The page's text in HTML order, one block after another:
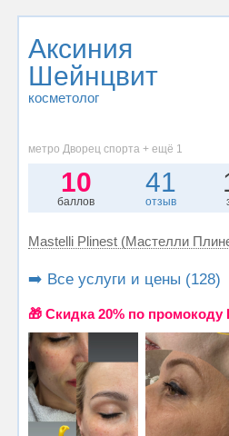
Аксиния
Шейнцвит
косметолог
метро Дворец спорта + ещё 1
10
баллов
41
отзыв
Mastelli Plinest (Мастелли
➡️ Все услуги и цены (128)
🎁 Cкидка 20% по промокоду